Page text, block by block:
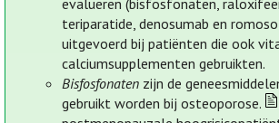
evalueren (bisfosfonaten,
teriparatide, denosumab en
uitgevoerd bij patiënten die ook
calciumsupplementen gebruikten.
Bisfosfonaten zijn de
gebruikt worden bij osteoporose.